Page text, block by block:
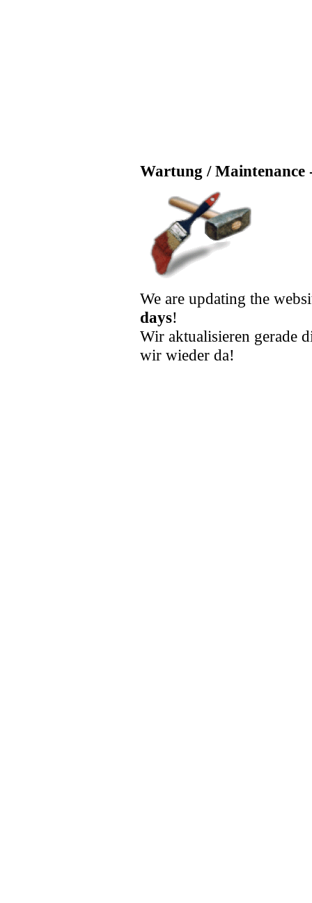
Wartung / Maintenance
We are updating the
days!
Wir aktualisieren gerade
wir wieder da!